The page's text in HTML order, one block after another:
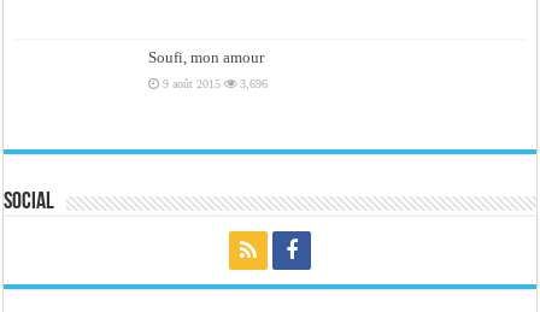
Soufi, mon amour
9 août 2015 3,696
Social